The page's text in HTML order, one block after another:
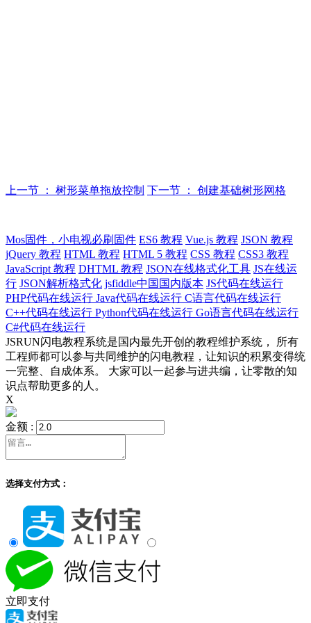
上一节 ： 树形菜单拖放控制 下一节 ： 创建基础树形网格
Mos固件，小电视必刷固件 ES6 教程 Vue.js 教程 JSON 教程
jQuery 教程 HTML 教程 HTML 5 教程 CSS 教程 CSS3 教程
JavaScript 教程 DHTML 教程 JSON在线格式化工具 JS在线运
行 JSON解析格式化 jsfiddle中国国内版本 JS代码在线运行
PHP代码在线运行 Java代码在线运行 C语言代码在线运行
C++代码在线运行 Python代码在线运行 Go语言代码在线运行
C#代码在线运行
JSRUN闪电教程系统是国内最先开创的教程维护系统， 所有
工程师都可以参与共同维护的闪电教程，让知识的积累变得统
一完整、自成体系。 大家可以一起参与进共编，让零散的知
识点帮助更多的人。
X
金额 :
选择支付方式：
立即支付